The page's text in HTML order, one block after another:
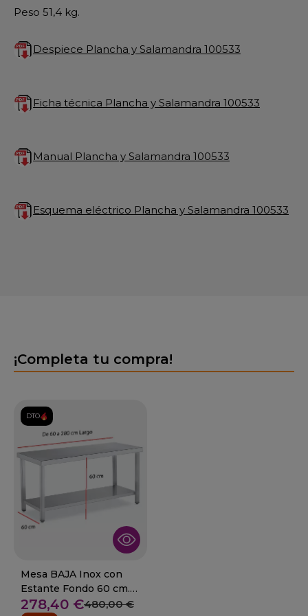
Peso 51,4 kg.
Despiece Plancha y Salamandra 100533
Ficha técnica Plancha y Salamandra 100533
Manual Plancha y Salamandra 100533
Esquema eléctrico Plancha y Salamandra 100533
¡Completa tu compra!
DTO.
Mesa BAJA Inox con
Estante Fondo 60 cm.
Desde 60 a 280 cm
278,40 €480,00 €